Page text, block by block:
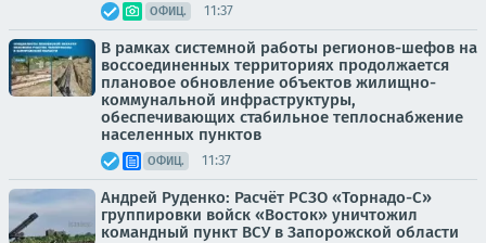
ОФИЦ. 11:37
В рамках системной работы регионов-шефов на
воссоединенных территориях продолжается
плановое обновление объектов жилищно-
коммунальной инфраструктуры,
обеспечивающих стабильное теплоснабжение
населенных пунктов
ОФИЦ. 11:37
Андрей Руденко: Расчёт РСЗО «Торнадо-С»
группировки войск «Восток» уничтожил
командный пункт ВСУ в Запорожской области